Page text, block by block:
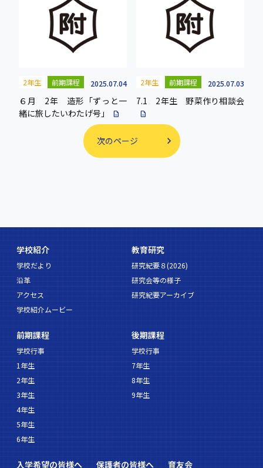
2年生 前期課程 2025.07.04
６月 2年 造形「ずっと一
緒に旅したいわたげ号」
description
2年生 前期課程 2025.07.03
7.1 2年生 野菜作り相談会
description
次のページ
学校紹介
学校だより
沿革
アクセス
学校紹介ムービー
教育研究
研究紀要８(2026)
研究会等の様子
研究紀要アーカイブ
前期課程
学校行事
1年生
2年生
3年生
4年生
5年生
6年生
後期課程
学校行事
7年生
8年生
9年生
入学希望の皆様へ 保護者の皆様へ 育友会